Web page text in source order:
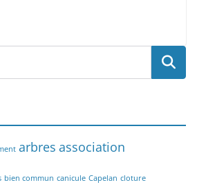
arbres association
bien commun canicule Capelan cloture